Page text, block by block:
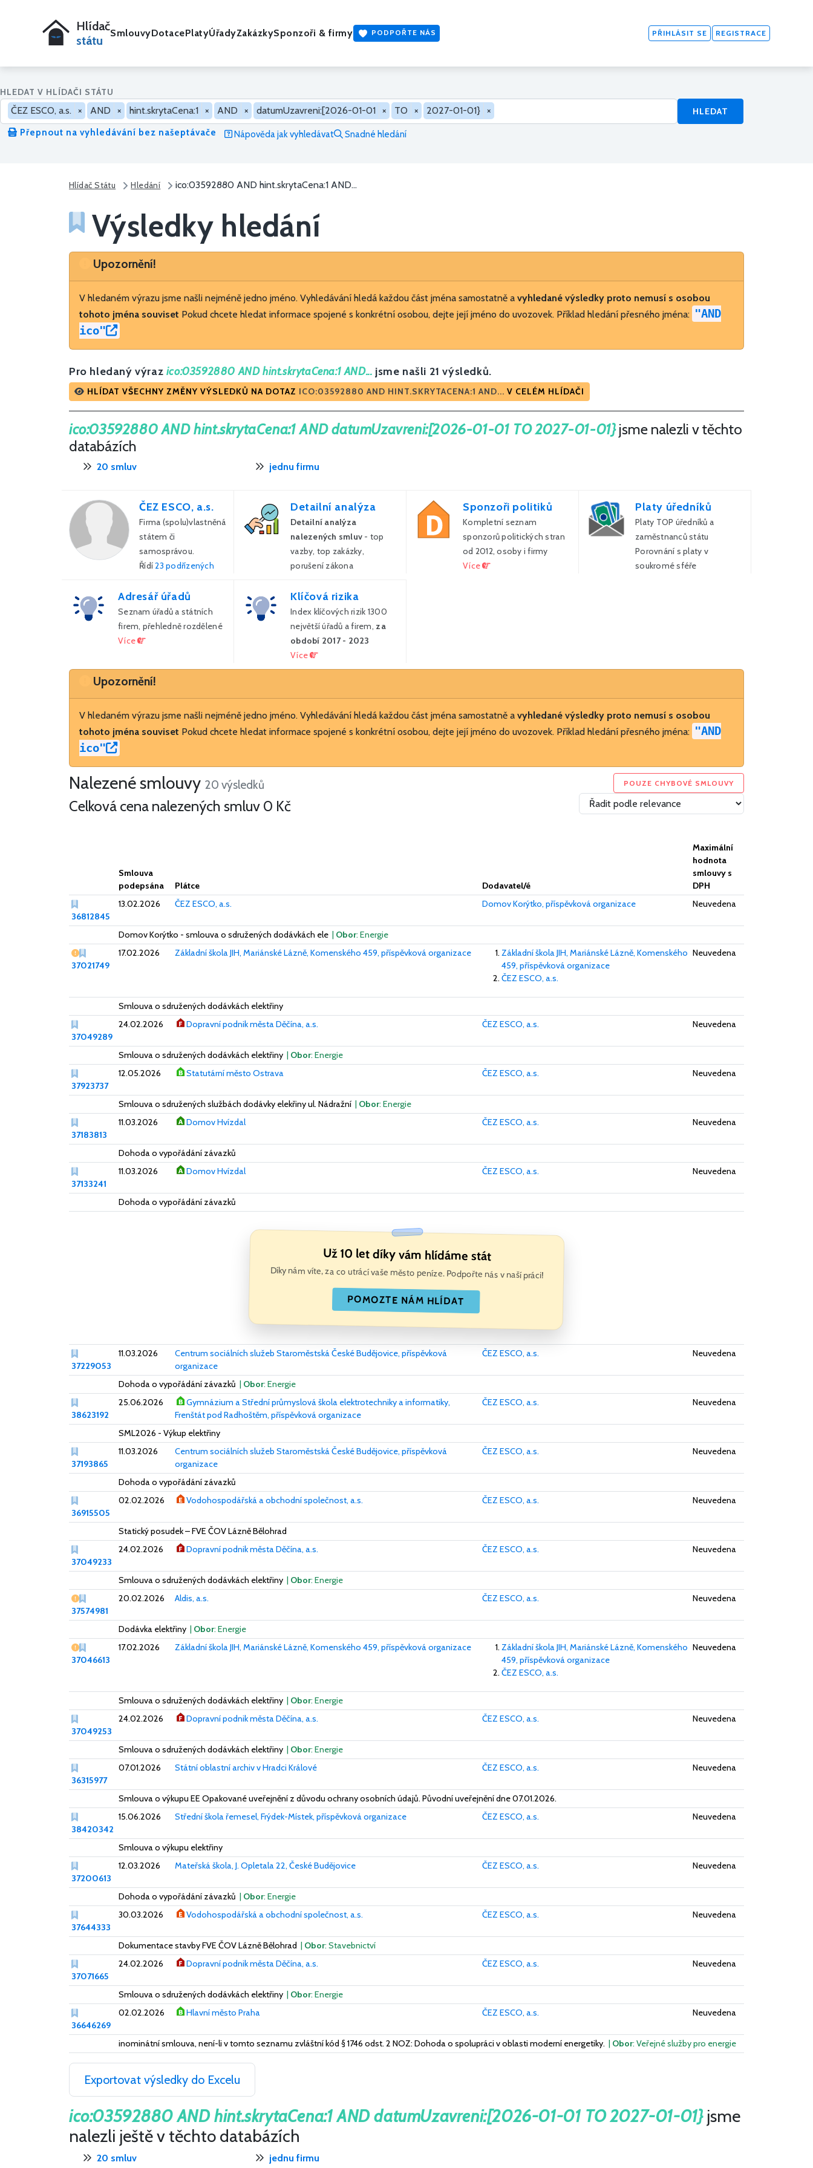
Hlídač
státu
SmlouvyDotacePlatyÚřadyZakázkySponzoři & firmy PODPOŘTE NÁS PŘIHLÁSIT SE REGISTRACE
HLEDAT V HLÍDAČI STÁTU
ČEZ ESCO, a.s. × AND × hint.skrytaCena:1 × AND × datumUzavreni:[2026-01-01 × TO × 2027-01-01} ×
HLEDAT
Přepnout na vyhledávání bez našeptávače
Nápověda jak vyhledávat Snadné hledání
Hlídač Státu Hledání ico:03592880 AND hint.skrytaCena:1 AND...
Výsledky hledání
Upozornění
Upozornění!
V hledaném výrazu jsme našli nejméně jedno jméno. Vyhledávání hledá každou část jména samostatně a vyhledané výsledky proto nemusí s osobou
tohoto jména souviset Pokud chcete hledat informace spojené s konkrétní osobou, dejte její jméno do uvozovek. Příklad hledání přesného jména: "AND
ico"
Pro hledaný výraz ico:03592880 AND hint.skrytaCena:1 AND... jsme našli 21 výsledků.
HLÍDAT VŠECHNY ZMĚNY VÝSLEDKŮ NA DOTAZ ICO:03592880 AND HINT.SKRYTACENA:1 AND... V CELÉM HLÍDAČI
ico:03592880 AND hint.skrytaCena:1 AND datumUzavreni:[2026-01-01 TO 2027-01-01}jsme nalezli v těchto
databázích
20 smluv jednu firmu
ČEZ ESCO, a.s.
Firma (spolu)vlastněná
státem či
samosprávou.
Řídí23 podřízených
V roce 2026 uzavřela
státní firma celkem 39
smluv za 34 mil. Kč,
celý holding celkem
Detailní analýza
Detailní analýza
nalezených smluv - top
vazby, top zakázky,
porušení zákona
Sponzoři politiků
Kompletní seznam
sponzorů politických stran
od 2012, osoby i firmy
Více
Platy úředníků
Platy TOP úředníků a
zaměstnanců státu
Porovnání s platy v
soukromé sféře
Adresář úřadů
Seznam úřadů a státních
firem, přehledně rozdělené
Více
Klíčová rizika
Index klíčových rizik 1300
největší úřadů a firem, za
období 2017 - 2023
Více
Upozornění
Upozornění!
V hledaném výrazu jsme našli nejméně jedno jméno. Vyhledávání hledá každou část jména samostatně a vyhledané výsledky proto nemusí s osobou
tohoto jména souviset Pokud chcete hledat informace spojené s konkrétní osobou, dejte její jméno do uvozovek. Příklad hledání přesného jména: "AND
ico"
Nalezené smlouvy 20 výsledků
Celková cena nalezených smluv 0 Kč
POUZE CHYBOVÉ SMLOUVY
Smlouva
podepsána
Plátce Dodavatel/é
Maximální
hodnota
smlouvy s
DPH
36812845
13.02.2026 ČEZ ESCO, a.s. Domov Korýtko, příspěvková organizace Neuvedena
Domov Korýtko - smlouva o sdružených dodávkách ele | Obor: Energie
Vážný nedostatek
37021749
17.02.2026 Základní škola JIH, Mariánské Lázně, Komenského 459, příspěvková organizace
Základní škola JIH, Mariánské Lázně, Komenského
459, příspěvková organizace
ČEZ ESCO, a.s.
Neuvedena
Smlouva o sdružených dodávkách elektřiny
37049289
24.02.2026 Dopravní podnik města Děčína, a.s. ČEZ ESCO, a.s. Neuvedena
Smlouva o sdružených dodávkách elektřiny | Obor: Energie
37923737
12.05.2026 Statutární město Ostrava ČEZ ESCO, a.s. Neuvedena
Smlouva o sdružených službách dodávky elekřiny ul. Nádražní | Obor: Energie
37183813
11.03.2026 Domov Hvízdal ČEZ ESCO, a.s. Neuvedena
Dohoda o vypořádání závazků
37133241
11.03.2026 Domov Hvízdal ČEZ ESCO, a.s. Neuvedena
Dohoda o vypořádání závazků
Už 10 let díky vám hlídáme stát
Díky nám víte, za co utrácí vaše město peníze. Podpořte nás v naší práci!
POMOZTE NÁM HLÍDAT
37229053
11.03.2026
Centrum sociálních služeb Staroměstská České Budějovice, příspěvková
organizace
ČEZ ESCO, a.s. Neuvedena
Dohoda o vypořádání závazků | Obor: Energie
38623192
25.06.2026
Gymnázium a Střední průmyslová škola elektrotechniky a informatiky,
Frenštát pod Radhoštěm, příspěvková organizace
ČEZ ESCO, a.s. Neuvedena
SML2026 - Výkup elektřiny
37193865
11.03.2026
Centrum sociálních služeb Staroměstská České Budějovice, příspěvková
organizace
ČEZ ESCO, a.s. Neuvedena
Dohoda o vypořádání závazků
36915505
02.02.2026 Vodohospodářská a obchodní společnost, a.s. ČEZ ESCO, a.s. Neuvedena
Statický posudek – FVE ČOV Lázně Bělohrad
37049233
24.02.2026 Dopravní podnik města Děčína, a.s. ČEZ ESCO, a.s. Neuvedena
Smlouva o sdružených dodávkách elektřiny | Obor: Energie
Vážný nedostatek
37574981
20.02.2026 Aldis, a.s. ČEZ ESCO, a.s. Neuvedena
Dodávka elektřiny | Obor: Energie
Vážný nedostatek
37046613
17.02.2026 Základní škola JIH, Mariánské Lázně, Komenského 459, příspěvková organizace
Základní škola JIH, Mariánské Lázně, Komenského
459, příspěvková organizace
ČEZ ESCO, a.s.
Neuvedena
Smlouva o sdružených dodávkách elektřiny | Obor: Energie
37049253
24.02.2026 Dopravní podnik města Děčína, a.s. ČEZ ESCO, a.s. Neuvedena
Smlouva o sdružených dodávkách elektřiny | Obor: Energie
36315977
07.01.2026 Státní oblastní archiv v Hradci Králové ČEZ ESCO, a.s. Neuvedena
Smlouva o výkupu EE Opakované uveřejnění z důvodu ochrany osobních údajů. Původní uveřejnění dne 07.01.2026.
38420342
15.06.2026 Střední škola řemesel, Frýdek-Místek, příspěvková organizace ČEZ ESCO, a.s. Neuvedena
Smlouva o výkupu elektřiny
37200613
12.03.2026 Mateřská škola, J. Opletala 22, České Budějovice ČEZ ESCO, a.s. Neuvedena
Dohoda o vypořádání závazků | Obor: Energie
37644333
30.03.2026 Vodohospodářská a obchodní společnost, a.s. ČEZ ESCO, a.s. Neuvedena
Dokumentace stavby FVE ČOV Lázně Bělohrad | Obor: Stavebnictví
37071665
24.02.2026 Dopravní podnik města Děčína, a.s. ČEZ ESCO, a.s. Neuvedena
Smlouva o sdružených dodávkách elektřiny | Obor: Energie
36646269
02.02.2026 Hlavní město Praha ČEZ ESCO, a.s. Neuvedena
inominátní smlouva, není-li v tomto seznamu zvláštní kód § 1746 odst. 2 NOZ: Dohoda o spolupráci v oblasti moderní energetiky. | Obor: Veřejné služby pro energie
Exportovat výsledky do Excelu
ico:03592880 AND hint.skrytaCena:1 AND datumUzavreni:[2026-01-01 TO 2027-01-01}jsme
nalezli ještě v těchto databázích
20 smluv jednu firmu